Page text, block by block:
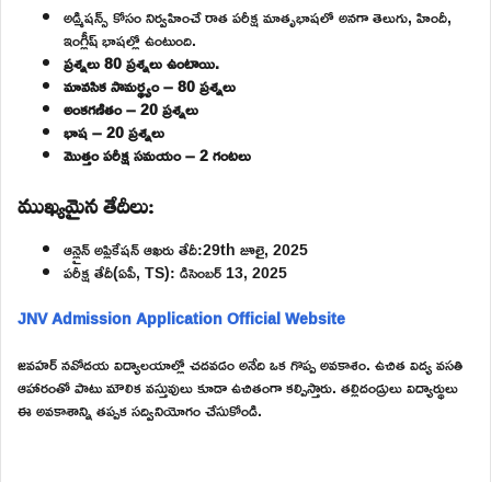
అడ్మిషన్స్ కోసం నిర్వహించే రాత పరీక్ష మాతృభాషలో అనగా తెలుగు, హిందీ,
ఇంగ్లీష్ భాషల్లో ఉంటుంది.
ప్రశ్నలు 80 ప్రశ్నలు ఉంటాయి.
మానసిక సామర్థ్యం – 80 ప్రశ్నలు
అంకగణితం – 20 ప్రశ్నలు
భాష – 20 ప్రశ్నలు
మొత్తం పరీక్ష సమయం – 2 గంటలు
ముఖ్యమైన తేదీలు:
ఆన్లైన్ అప్లికేషన్ ఆఖరు తేదీ:29th జూలై, 2025
పరీక్ష తేదీ(ఏపీ, TS): డిసెంబర్ 13, 2025
JNV Admission Application Official Website
జవహర్ నవోదయ విద్యాలయాల్లో చదవడం అనేది ఒక గొప్ప అవకాశం. ఉచిత విద్య వసతి
ఆహారంతో పాటు మౌలిక వస్తువులు కూడా ఉచితంగా కల్పిస్తారు. తల్లిదండ్రులు విద్యార్థులు
ఈ అవకాశాన్ని తప్పక సద్వినియోగం చేసుకోండి.